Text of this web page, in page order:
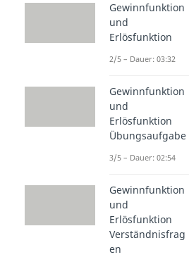
Gewinnfunktion
und
Erlösfunktion
2/5 – Dauer: 03:32
Gewinnfunktion
und
Erlösfunktion
Übungsaufgabe
3/5 – Dauer: 02:54
Gewinnfunktion
und
Erlösfunktion
Verständnisfrag
en